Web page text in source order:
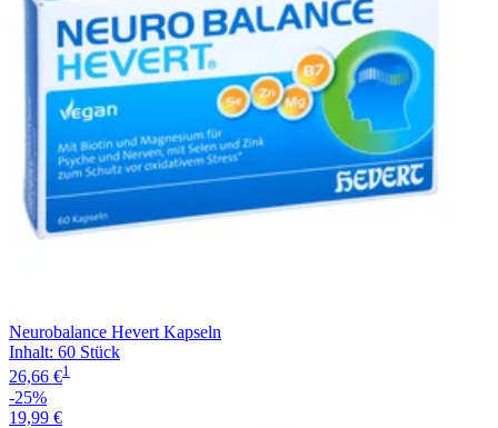
Neurobalance Hevert Kapseln
Inhalt: 60 Stück
26,66 €1
-25%
19,99 €